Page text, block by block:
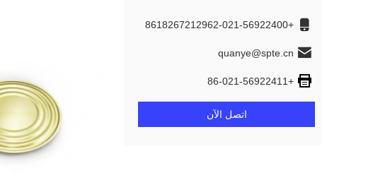
+8618267212962-021-56922400
quanye@spte.cn
+86-021-56922411
اتصل الآن